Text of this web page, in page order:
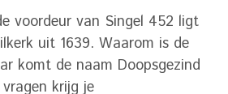
voordeur van Singel 452 ligt
uit 1639. Waarom is de
komt de naam Doopsgezind
krijg je